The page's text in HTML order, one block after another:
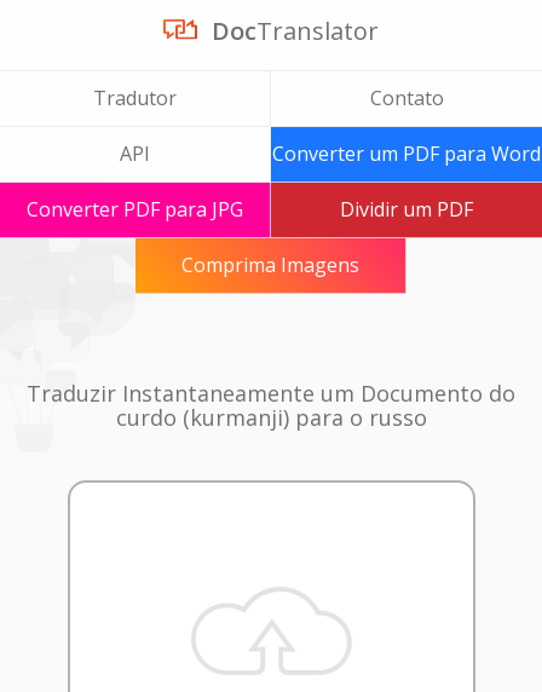
DocTranslator
Tradutor Contato
API Converter um PDF para Word
Converter PDF para JPG Dividir um PDF
Comprima Imagens
Traduzir Instantaneamente um Documento do
curdo (kurmanji) para o russo